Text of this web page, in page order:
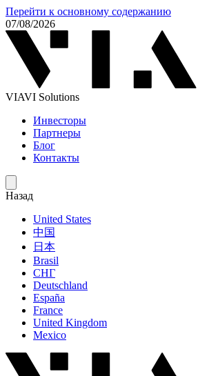
Перейти к основному содержанию
07/08/2026
VIAVI Solutions
Инвесторы
Партнеры
Блог
Контакты
Назад
United States
中国
日本
Brasil
СНГ
Deutschland
España
France
United Kingdom
Mexico